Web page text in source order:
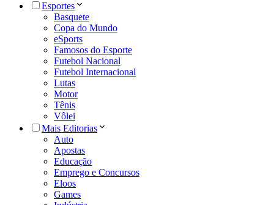
Esportes
Basquete
Copa do Mundo
eSports
Famosos do Esporte
Futebol Nacional
Futebol Internacional
Lutas
Motor
Tênis
Vôlei
Mais Editorias
Auto
Apostas
Educação
Emprego e Concursos
Eloos
Games